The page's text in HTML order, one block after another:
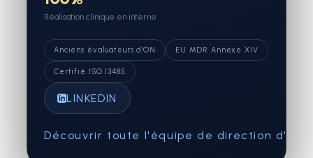
Réalisation clinique en interne
Anciens évaluateurs d'ON EU MDR Annexe XIV
Certifié ISO 13485
LINKEDIN
Découvrir toute l'équipe de direction